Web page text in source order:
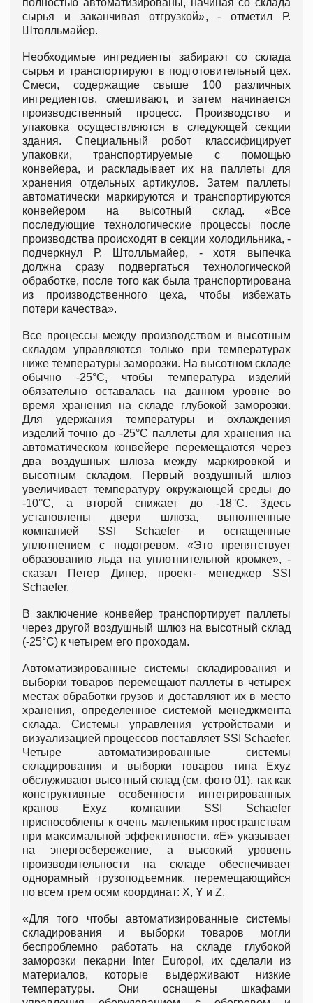
сырья и заканчивая отгрузкой», - отметил Р.
Штолльмайер.
Необходимые ингредиенты забирают со склада
сырья и транспортируют в подготовительный цех.
Смеси, содержащие свыше 100 различных
ингредиентов, смешивают, и затем начинается
производственный процесс. Производство и
упаковка осуществляются в следующей секции
здания. Специальный робот классифицирует
упаковки, транспортируемые с помощью
конвейера, и раскладывает их на паллеты для
хранения отдельных артикулов. Затем паллеты
автоматически маркируются и транспортируются
конвейером на высотный склад. «Все
последующие технологические процессы после
производства происходят в секции холодильника, -
подчеркнул Р. Штолльмайер, - хотя выпечка
должна сразу подвергаться технологической
обработке, после того как была транспортирована
из производственного цеха, чтобы избежать
потери качества».
Все процессы между производством и высотным
складом управляются только при температурах
ниже температуры заморозки. На высотном складе
обычно -25°С, чтобы температура изделий
обязательно оставалась на данном уровне во
время хранения на складе глубокой заморозки.
Для удержания температуры и охлаждения
изделий точно до -25°С паллеты для хранения на
автоматическом конвейере перемещаются через
два воздушных шлюза между маркировкой и
высотным складом. Первый воздушный шлюз
увеличивает температуру окружающей среды до
-10°С, а второй снижает до -18°C. Здесь
установлены двери шлюза, выполненные
компанией SSI Schaefer и оснащенные
уплотнением с подогревом. «Это препятствует
образованию льда на уплотнительной кромке», -
сказал Петер Динер, проект- менеджер SSI
Schaefer.
В заключение конвейер транспортирует паллеты
через другой воздушный шлюз на высотный склад
(-25°С) к четырем его проходам.
Автоматизированные системы складирования и
выборки товаров перемещают паллеты в четырех
местах обработки грузов и доставляют их в место
хранения, определенное системой менеджмента
склада. Системы управления устройствами и
визуализацией процессов поставляет SSI Schaefer.
Четыре автоматизированные системы
складирования и выборки товаров типа Exyz
обслуживают высотный склад (см. фото 01), так как
конструктивные особенности интегрированных
кранов Exyz компании SSI Schaefer
приспособлены к очень маленьким пространствам
при максимальной эффективности. «Е» указывает
на энергосбережение, а высокий уровень
производительности на складе обеспечивает
однорамный грузоподъемник, перемещающийся
по всем трем осям координат: X, Y и Z.
«Для того чтобы автоматизированные системы
складирования и выборки товаров могли
беспроблемно работать на складе глубокой
заморозки пекарни Inter Europol, их сделали из
материалов, которые выдерживают низкие
температуры. Они оснащены шкафами